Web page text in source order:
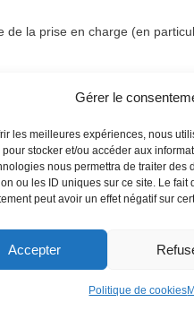
Gérer le
les meilleures expériences, nous
stocker et/ou accéder aux
nous permettra de traiter des
ou les ID uniques sur ce site. Le fait
peut avoir un effet négatif sur
Accepter
Politique de cookies
la prise en charge (en
Confidentialité
de PMA Le Port Réunion|